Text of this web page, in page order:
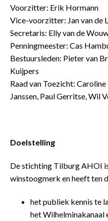
Voorzitter: Erik Hormann
Vice-voorzitter: Jan van de
Secretaris: Elly van de
Penningmeester: Cas
Bestuursleden: Pieter van
Kuijpers
Raad van Toezicht:
Janssen, Paul Gerritse, Wil
Doelstelling
De stichting Tilburg AHOI
winstoogmerk en heeft ten
het publiek kennis te
het Wilhelminakanaal